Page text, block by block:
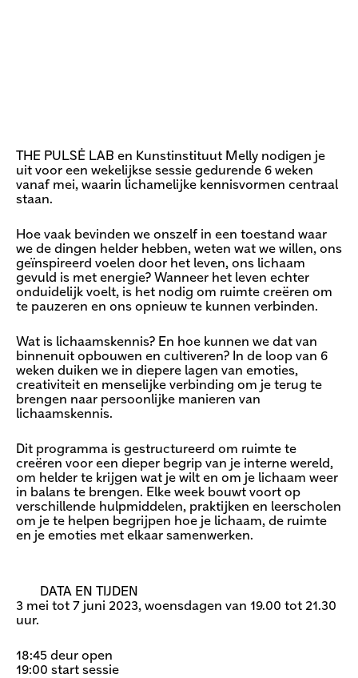
THE PULSĖ LAB en Kunstinstituut Melly nodigen je
uit voor een wekelijkse sessie gedurende 6 weken
vanaf mei, waarin lichamelijke kennisvormen centraal
staan.
Hoe vaak bevinden we onszelf in een toestand waar
we de dingen helder hebben, weten wat we willen, ons
geïnspireerd voelen door het leven, ons lichaam
gevuld is met energie? Wanneer het leven echter
onduidelijk voelt, is het nodig om ruimte creëren om
te pauzeren en ons opnieuw te kunnen verbinden.
Wat is lichaamskennis? En hoe kunnen we dat van
binnenuit opbouwen en cultiveren? In de loop van 6
weken duiken we in diepere lagen van emoties,
creativiteit en menselijke verbinding om je terug te
brengen naar persoonlijke manieren van
lichaamskennis.
Dit programma is gestructureerd om ruimte te
creëren voor een dieper begrip van je interne wereld,
om helder te krijgen wat je wilt en om je lichaam weer
in balans te brengen. Elke week bouwt voort op
verschillende hulpmiddelen, praktijken en leerscholen
om je te helpen begrijpen hoe je lichaam, de ruimte
en je emoties met elkaar samenwerken.
DATA EN TIJDEN
3 mei tot 7 juni 2023, woensdagen van 19.00 tot 21.30
uur.
18:45 deur open
19:00 start sessie